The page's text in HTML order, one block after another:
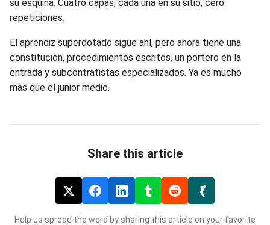
su esquina. Cuatro capas, cada una en su sitio, cero
repeticiones.
El aprendiz superdotado sigue ahí, pero ahora tiene una
constitución, procedimientos escritos, un portero en la
entrada y subcontratistas especializados. Ya es mucho
más que el junior medio.
Share this article
Help us spread the word by sharing this article on your favorite